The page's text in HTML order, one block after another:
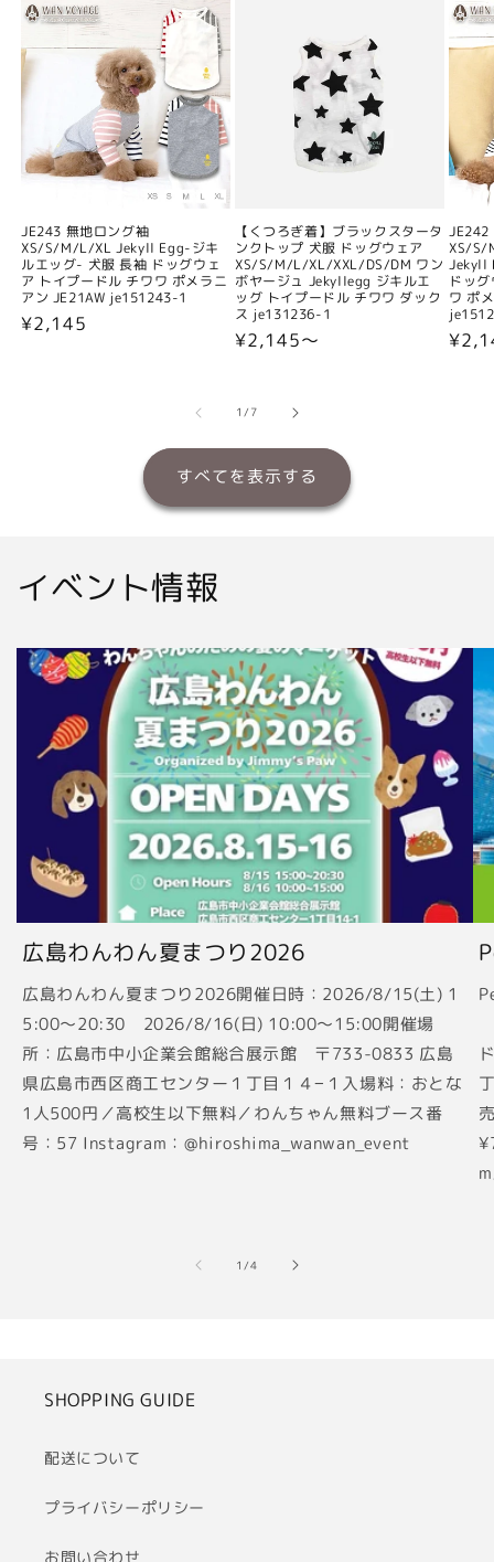
JE243 無地ロング袖
XS/S/M/L/XL Jekyll Egg-ジキ
ルエッグ- 犬服 長袖 ドッグウェ
ア トイプードル チワワ ポメラニ
アン JE21AW je151243-1
通
¥2,145
【くつろぎ着】ブラックスタータ
ンクトップ 犬服 ドッグウェア
XS/S/M/L/XL/XXL/DS/DM ワン
ボヤージュ Jekyllegg ジキルエ
ッグ トイプードル チワワ ダック
ス je131236-1
通
格
¥2,145〜
JE242
XS/S/
Jekyll
ドッ
ワ ポ
通
1/の
7
すべてを表示する
イベント情報
広島わんわん夏まつり2026
広島わんわん夏まつり2026開催日時：2026/8/15(土) 1
5:00〜20:30 2026/8/16(日) 10:00〜15:00開催場
所：広島市中小企業会館総合展示館 〒733-0833 広島
県広島市西区商工センター１丁目１４−１入場料：おとな
1人500円／高校生以下無料／わんちゃん無料ブース番
号：57 Instagram：@hiroshima_wanwan_event
1 /の
4
SHOPPING GUIDE
配送について
プライバシーポリシー
お問い合わせ